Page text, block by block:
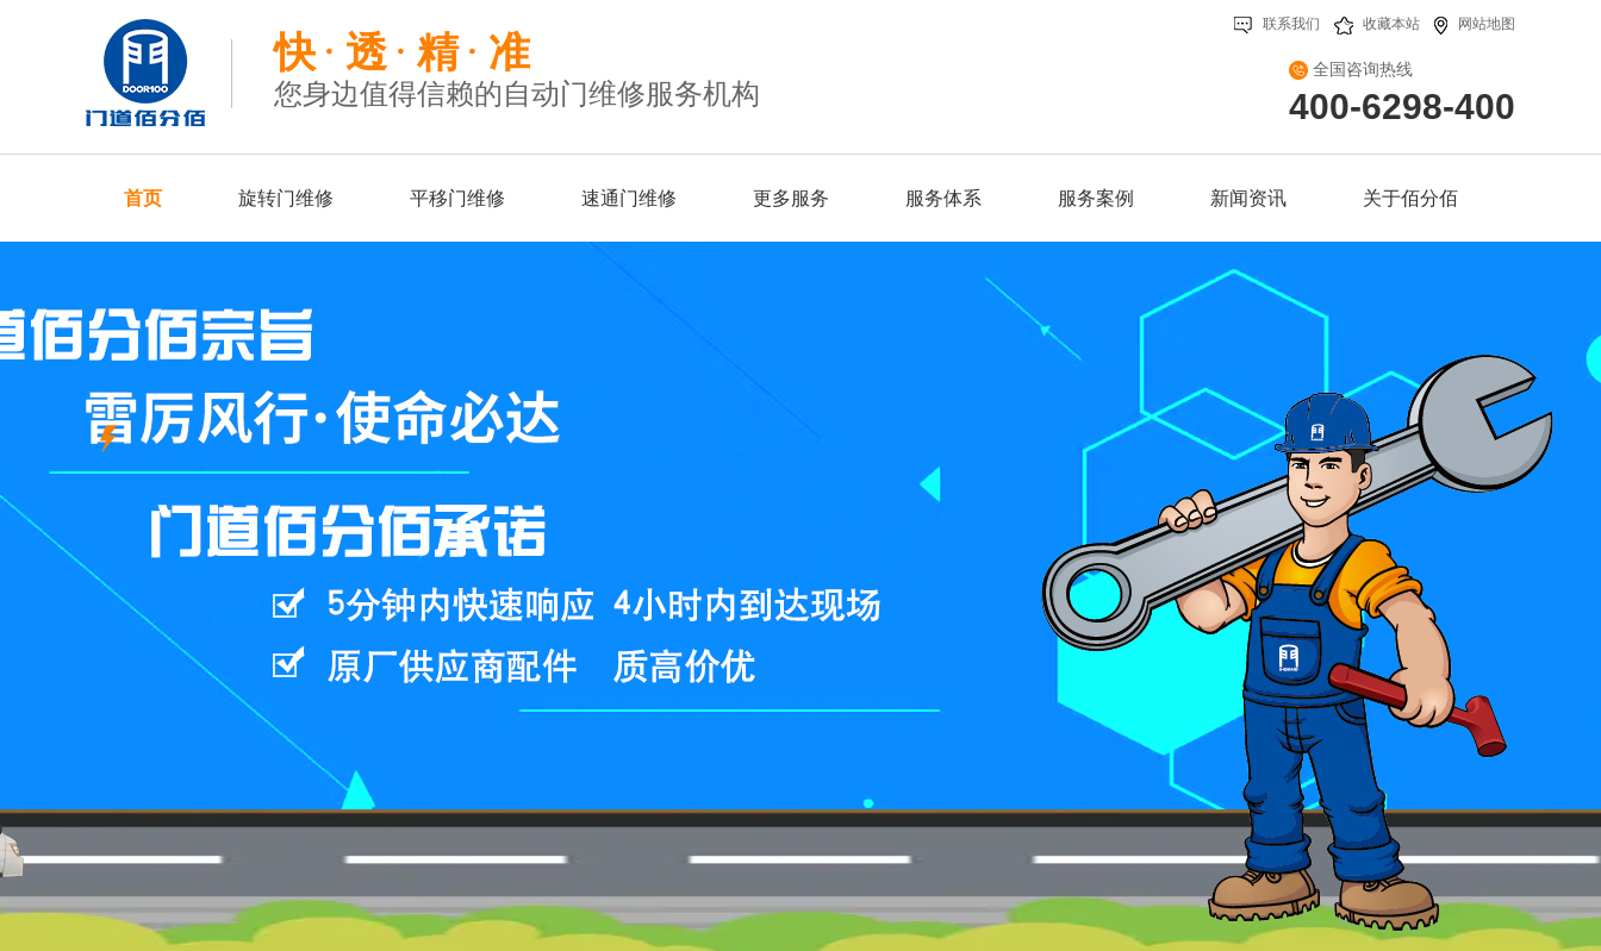
联系我们 收藏本站 网站地图
全国咨询热线
400-6298-400
快 透 精 准
您身边值得信赖的自动门维修服务机构
首页 旋转门维修 平移门维修 速通门维修 更多服务 服务体系 服务案例 新闻资讯 关于佰分佰